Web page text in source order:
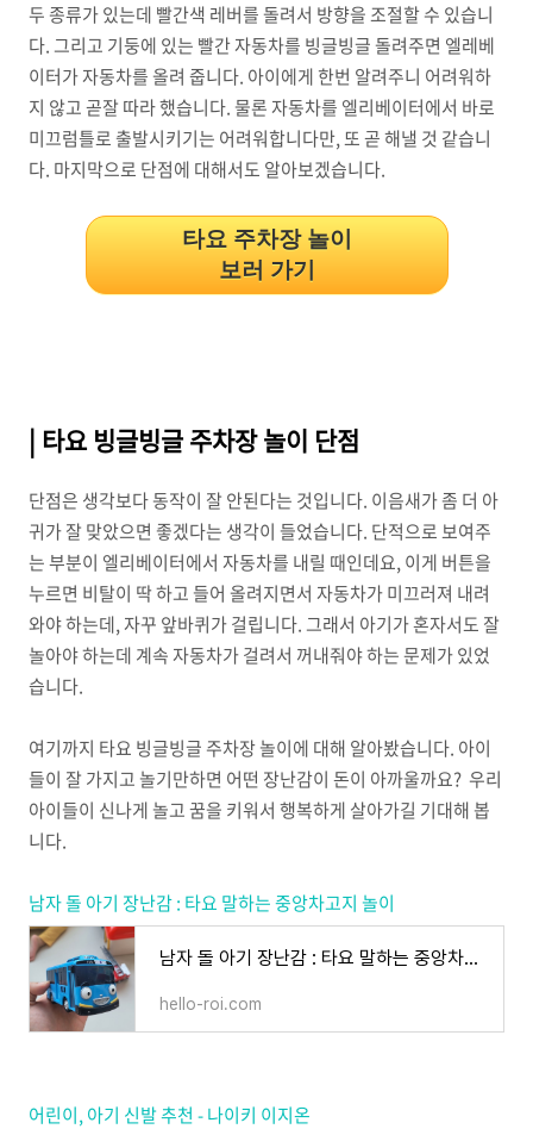
두 종류가 있는데 빨간색 레버를 돌려서 방향을 조절할 수 있습니
다. 그리고 기둥에 있는 빨간 자동차를 빙글빙글 돌려주면 엘레베
이터가 자동차를 올려 줍니다. 아이에게 한번 알려주니 어려워하
지 않고 곧잘 따라 했습니다. 물론 자동차를 엘리베이터에서 바로
미끄럼틀로 출발시키기는 어려워합니다만, 또 곧 해낼 것 같습니
다. 마지막으로 단점에 대해서도 알아보겠습니다.
타요 주차장 놀이
보러 가기
| 타요 빙글빙글 주차장 놀이 단점
단점은 생각보다 동작이 잘 안된다는 것입니다. 이음새가 좀 더 아
귀가 잘 맞았으면 좋겠다는 생각이 들었습니다. 단적으로 보여주
는 부분이 엘리베이터에서 자동차를 내릴 때인데요, 이게 버튼을
누르면 비탈이 딱 하고 들어 올려지면서 자동차가 미끄러져 내려
와야 하는데, 자꾸 앞바퀴가 걸립니다. 그래서 아기가 혼자서도 잘
놀아야 하는데 계속 자동차가 걸려서 꺼내줘야 하는 문제가 있었
습니다.
여기까지 타요 빙글빙글 주차장 놀이에 대해 알아봤습니다. 아이
들이 잘 가지고 놀기만하면 어떤 장난감이 돈이 아까울까요? 우리
아이들이 신나게 놀고 꿈을 키워서 행복하게 살아가길 기대해 봅
니다.
남자 돌 아기 장난감 : 타요 말하는 중앙차고지 놀이
남자 돌 아기 장난감 : 타요 말하는 중앙차고지 놀이
hello-roi.com
어린이, 아기 신발 추천 - 나이키 이지온